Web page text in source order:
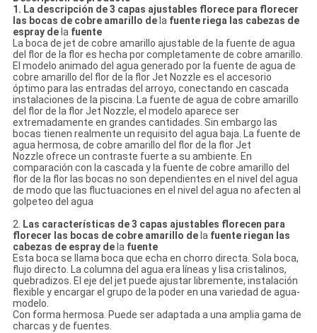
1. La descripción de 3 capas ajustables florece para florecer
las bocas de cobre amarillo dela fuente riega las cabezas de
espray dela fuente
La boca de jet de cobre amarillo ajustable de la fuente de agua
del florde la flores hecha por completamente de cobre amarillo.
El modelo animado del agua generado por la fuente de agua de
cobre amarillo del flor de la flor Jet Nozzle es el accesorio
óptimo para las entradas del arroyo, conectando en cascada
instalaciones de lapiscina. La fuente de agua de cobre amarillo
del flor de la flor Jet Nozzle, el modelo aparece ser
extremadamente en grandes cantidades. Sin embargo las
bocas tienen realmente un requisito del agua baja. La fuente de
agua hermosa, de cobre amarillo del flor de la flor Jet
Nozzle ofrece un contraste fuerte a su ambiente. En
comparación con la cascada y la fuente de cobre amarillo del
florde la flor las bocas no son dependientes en el nivel del agua
de modo que las fluctuaciones en el nivel del agua no afecten al
golpeteo del agua
2. Las características de 3 capas ajustables florecen para
florecer las bocas de cobre amarillo dela fuente riegan las
cabezas de espray dela fuente
Esta boca se llama boca que echa en chorro directa. Sola boca,
flujo directo. La columna del agua era líneas y lisa cristalinos,
quebradizos. El eje del jet puede ajustar libremente, instalación
flexible y encargar el grupo de la poder en una variedad de agua-
modelo.
Con forma hermosa. Puede ser adaptada a una amplia gama de
charcas y de fuentes.